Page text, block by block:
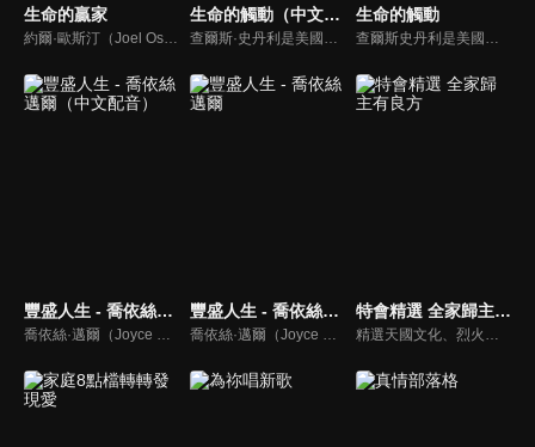
生命的贏家
約爾·歐斯汀（Joel Osteen）綽號是「微笑的傳道者」，是美國的宣教士、電視佈道家和作家，他在美國最大的基督教會湖木教會擔任主任牧師。2004年，他的第一本書「活出美好」，首次出版就登上紐約時報暢銷書的榜首，這本書在紐約時報暢銷200多週。
生命的觸動（中文配音）
查爾斯·史丹利是美國第一浸信會的主任牧師，也是In Touch Ministries的創始人，也是紐約時報暢銷書作家。
生命的觸動
查爾斯史丹利是美國第一浸信會的榮譽牧師，也是In Touch Ministries（生命的觸動）的創始人，更是紐約時報暢銷書作家。
豐盛人生 - 喬依絲邁爾（中文配音）
喬依絲·邁爾（Joyce Meyer）講求聖經的實際應用，講道風格幽默且平易近人。她也是紐約時報暢銷書排行第一名的作家，撰寫近九十本啟發人心的書籍，包括暢銷書《心思的戰場》、《如何管理你的情緒》、《拒絕的根》、《自在作自己》、《成功作自己》
豐盛人生 - 喬依絲邁爾
喬依絲·邁爾（Joyce Meyer）講求聖經的實際應用，講道風格幽默且平易近人。她也是紐約時報暢銷書排行第一名的作家，撰寫近九十本啟發人心的書籍，包括暢銷書《心思的戰場》、《如何管理你的情緒》、《拒絕的根》、《自在作自己》、《成功作自己》
特會精選 全家歸主有良方
精選天國文化、烈火特會、超自然大能與使徒性教會等特會，幫助我們更加明白神的心意，好讓我們的生命能走在神的道路上進入命定。